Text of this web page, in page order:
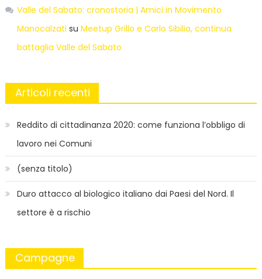
Valle del Sabato: cronostoria | Amici in Movimento
Manocalzati su Meetup Grillo e Carlo Sibilia, continua
battaglia Valle del Sabato
Articoli recenti
Reddito di cittadinanza 2020: come funziona l’obbligo di
lavoro nei Comuni
(senza titolo)
Duro attacco al biologico italiano dai Paesi del Nord. Il
settore è a rischio
Campagne